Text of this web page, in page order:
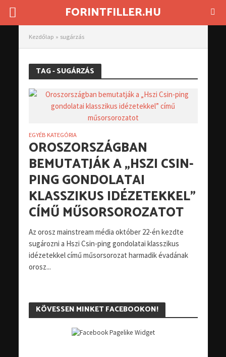
FORINTFILLER.HU
Kezdőlap » sugárzás
TAG - SUGÁRZÁS
EGYÉB KATEGÓRIA
OROSZORSZÁGBAN
BEMUTATJÁK A „HSZI CSIN-
PING GONDOLATAI
KLASSZIKUS IDÉZETEKKEL”
CÍMŰ MŰSORSOROZATOT
Az orosz mainstream média október 22-én kezdte
sugározni a Hszi Csin-ping gondolatai klasszikus
idézetekkel című műsorsorozat harmadik évadának
orosz...
KÖVESSEN MINKET FACEBOOKON!